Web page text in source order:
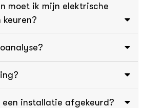
moet ik mijn elektrische
een installatie afgekeurd?